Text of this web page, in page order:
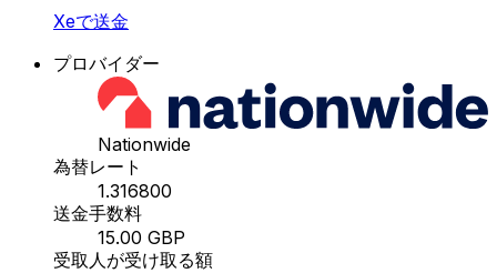
Xeで送金
プロバイダー
Nationwide
為替レート
1.316800
送金手数料
15.00 GBP
受取人が受け取る額